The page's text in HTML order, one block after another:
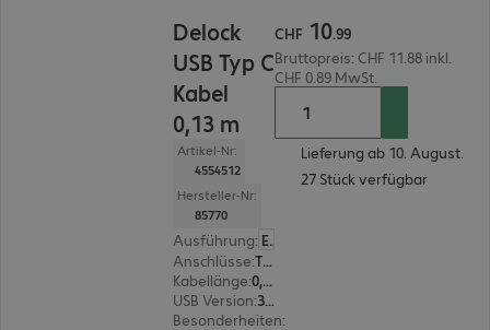
Delock
USB Typ C
Kabel
0,13 m
Artikel-Nr:
4554512
Hersteller-Nr:
85770
Ausführung:
Europäisch
Anschlüsse: Typ C | Typ C
Kabellänge:
0,13 m
USB Version: 3.1
Besonderheiten:
CHF 10.99
Bruttopreis: CHF 11.88 inkl.
CHF 0.89 MwSt.
Lieferung ab 10. August.
27 Stück verfügbar